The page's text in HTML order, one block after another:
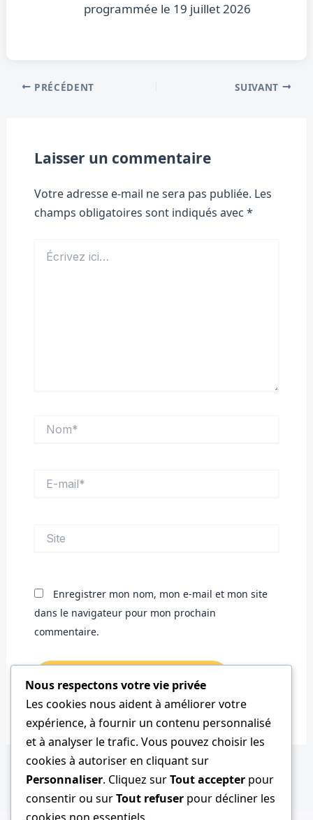
programmée le 19 juillet 2026
PRÉCÉDENT SUIVANT
Laisser un commentaire
Votre adresse e-mail ne sera pas publiée. Les
champs obligatoires sont indiqués avec *
ici…
mail*
Enregistrer mon nom, mon e-mail et mon site
dans le navigateur pour mon prochain
commentaire.
Nous respectons votre vie privée
Les cookies nous aident à améliorer votre
expérience, à fournir un contenu personnalisé
et à analyser le trafic. Vous pouvez choisir les
cookies à autoriser en cliquant sur
Personnaliser. Cliquez surTout accepter pour
consentir ou surTout refuser pour décliner les